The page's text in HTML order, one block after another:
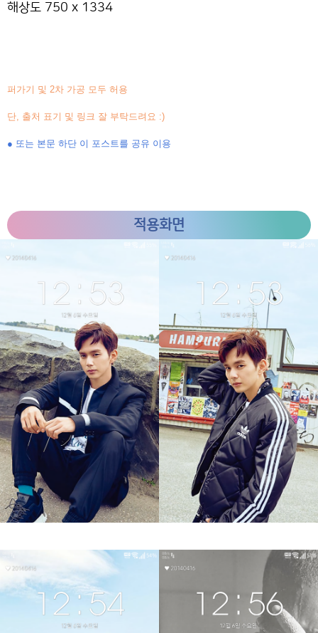
해상도 750 x 1334
퍼가기 및 2차 가공 모두 허용
단, 출처 표기 및 링크 잘 부탁드려요 :)
● 또는 본문 하단 이 포스트를 공유 이용
적용화면